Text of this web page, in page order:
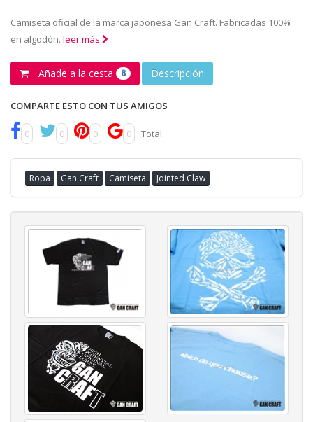
Camiseta oficial de la marca japonesa Gan Craft. Fabricadas 100%
en algodón. leer más
Añade a la cesta 8 Descripción
COMPARTE ESTO CON TUS AMIGOS
0 0 0 0 Total:
Ropa Gan Craft Camiseta Jointed Claw